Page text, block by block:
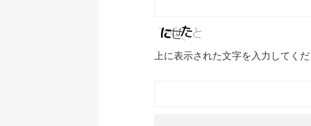
上に表示された文字を入力してく